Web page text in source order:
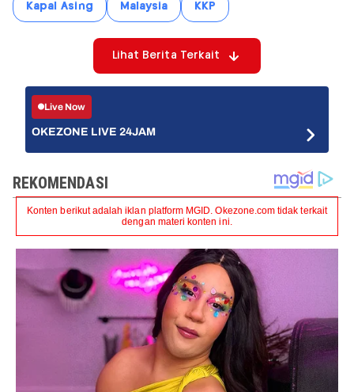
Kapal Asing Malaysia KKP
Lihat Berita Terkait
Live Now
OKEZONE LIVE 24JAM